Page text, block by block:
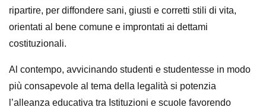
ripartire, per diffondere sani, giusti e corretti stili di vita,
orientati al bene comune e improntati ai dettami
costituzionali.
Al contempo, avvicinando studenti e studentesse in modo
più consapevole al tema della legalità si potenzia
l’alleanza educativa tra Istituzioni e scuole favorendo